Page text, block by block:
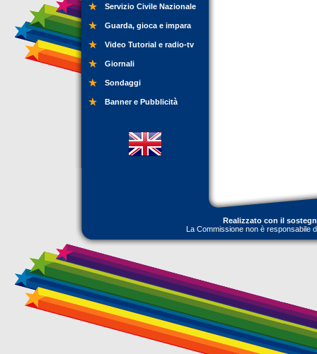
Servizio Civile Nazionale
Guarda, gioca e impara
Video Tutorial e radio-tv
Giornali
Sondaggi
Banner e Pubblicità
Realizzato con il
La Commissione non è responsabile